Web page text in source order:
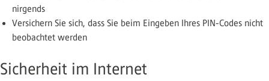
nirgends
Versichern Sie sich, dass Sie beim Eingeben Ihres PIN-Codes nicht
beobachtet werden
Sicherheit im Internet